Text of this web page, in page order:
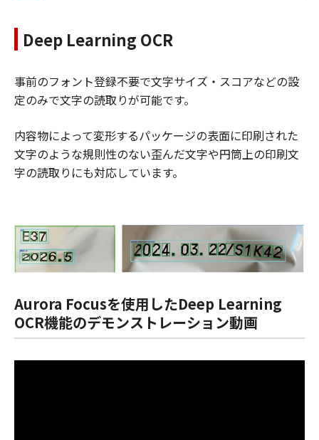
Deep Learning OCR
事前のフォント登録不要で文字サイズ・スコアなどの設
定のみで文字の読取りが可能です。
内容物によって変形するパッケージの表面に印刷された
文字のような規則性のない歪んだ文字や円筒上の印刷文
字の読取りにも対応しています。
Aurora Focusを使用したDeep Learning
OCR機能のデモンストレーション動画